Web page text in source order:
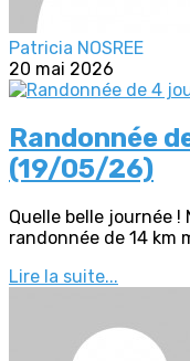
Patricia NOSREE
20 mai 2026
Randonnée
(19/05/26)
Quelle belle journée
randonnée de 14 km
Lire la suite...